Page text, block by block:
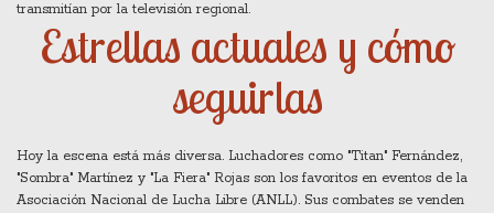
transmitían por la televisión regional.
Estrellas actuales y cómo
seguirlas
Hoy la escena está más diversa. Luchadores como "Titan" Fernández,
"Sombra" Martínez y "La Fiera" Rojas son los favoritos en eventos de la
Asociación Nacional de Lucha Libre (ANLL). Sus combates se venden